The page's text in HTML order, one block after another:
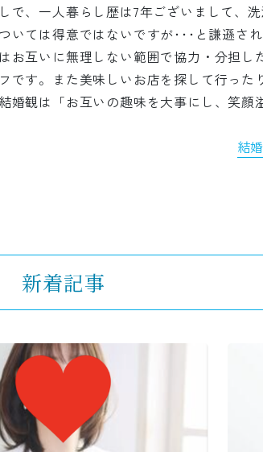
、一人暮らし歴は7年ございまして、
いては得意ではないですが･･･と謙遜さ
互いに無理しない範囲で協力・分担し
です。また美味しいお店を探して行った
婚観は「お互いの趣味を大事にし、笑顔
結
新着記事